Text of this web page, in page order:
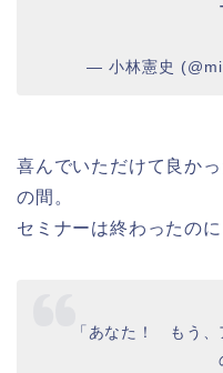
— 小林憲史
喜んでいただけて良か
の間。
セミナーは終わったの
「あなた！ もう、